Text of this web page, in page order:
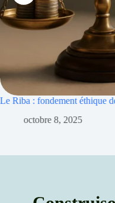
finance islamique